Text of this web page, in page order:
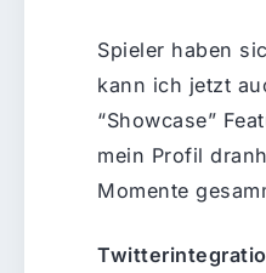
Spieler haben
kann ich jetzt
“Showcase”
mein Profil
Momente